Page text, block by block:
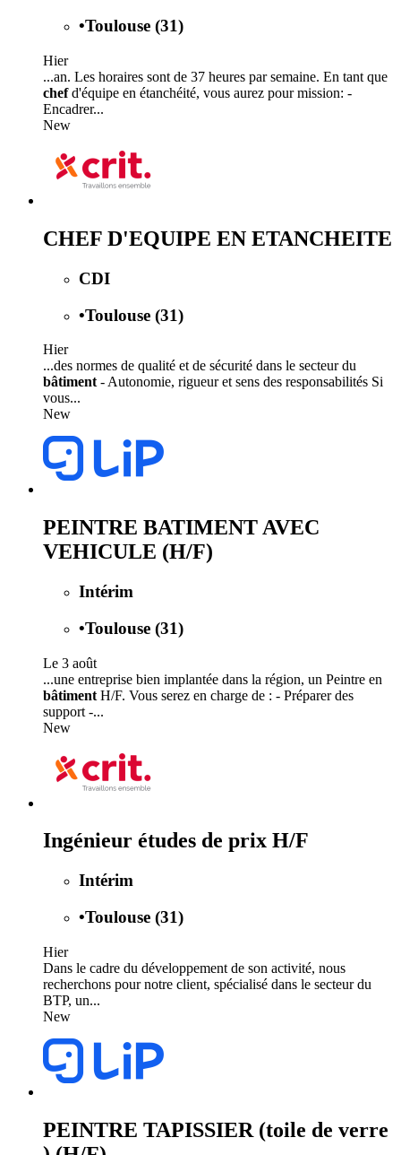
•Toulouse (31)
Hier
...an. Les horaires sont de 37 heures par semaine. En tant que
chefd'équipe en étanchéité, vous aurez pour mission: -
Encadrer...
New
CHEF D'EQUIPE EN ETANCHEITE
CDI
•Toulouse (31)
Hier
...des normes de qualité et de sécurité dans le secteur du
bâtiment - Autonomie, rigueur et sens des responsabilités Si
vous...
New
PEINTRE BATIMENT AVEC
VEHICULE (H/F)
Intérim
•Toulouse (31)
Le 3 août
...une entreprise bien implantée dans la région, un Peintre en
bâtiment H/F. Vous serez en charge de : - Préparer des
support -...
New
Ingénieur études de prix H/F
Intérim
•Toulouse (31)
Hier
Dans le cadre du développement de son activité, nous
recherchons pour notre client, spécialisé dans le secteur du
BTP, un...
New
PEINTRE TAPISSIER (toile de verre